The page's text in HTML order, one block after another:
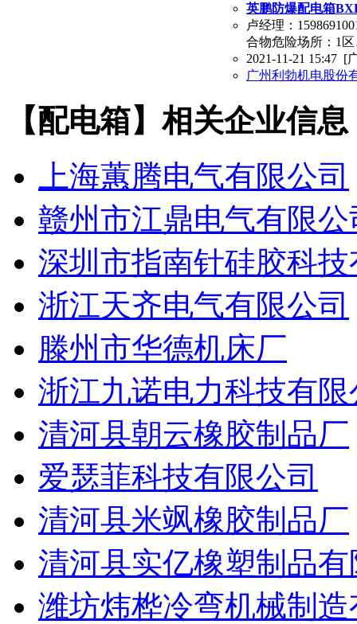
英鹏防爆配电箱
卢经理：
合物危险场所：1
2021-11-21 15:47 [
广州利勃机电股份
【配电箱】相关企业信息
上海蕙腾电气有限公司
赣州市江鼎电气有限公
深圳市指南针硅胶科
浙江天齐电气有限公司
滕州市华德机床厂
浙江九诺电力科技有限
清河县朝云橡胶制品厂
爱瑟菲科技有限公司
清河县米飒橡胶制品厂
清河县实亿橡塑制品
潍坊炜桦冷弯机械制